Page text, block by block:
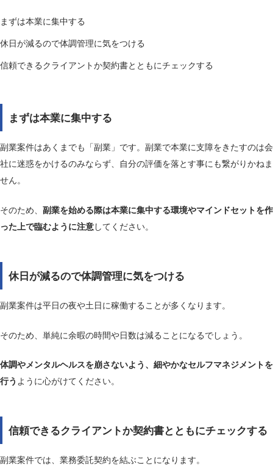
まずは本業に集中する
休日が減るので体調管理に気をつける
信頼できるクライアントか契約書とともにチェックする
まずは本業に集中する
副業案件はあくまでも「副業」です。副業で本業に支障をきたすのは会
社に迷惑をかけるのみならず、自分の評価を落とす事にも繋がりかねま
せん。
そのため、 副業を始める際は本業に集中する環境やマインドセットを作
った上で臨むように注意してください。
休日が減るので体調管理に気をつける
副業案件は平日の夜や土日に稼働することが多くなります。
そのため、単純に余暇の時間や日数は減ることになるでしょう。
体調やメンタルヘルスを崩さないよう、細やかなセルフマネジメントを
行う ように心がけてください。
信頼できるクライアントか契約書とともにチェックする
副業案件では、業務委託契約を結ぶことになります。